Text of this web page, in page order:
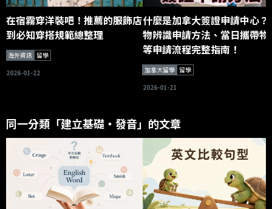
在宿霧穿洋裝吧！推薦的服飾店
到必知穿搭規範總整理
海外資訊 留學
2026-01-22
什麼是加拿大簽證申請中心？
物辨識申請方法、當日攜帶物
等申請流程完整指南！
加拿大留學 留學
2026-01-21
同一分類「建立基礎・發音」的文章